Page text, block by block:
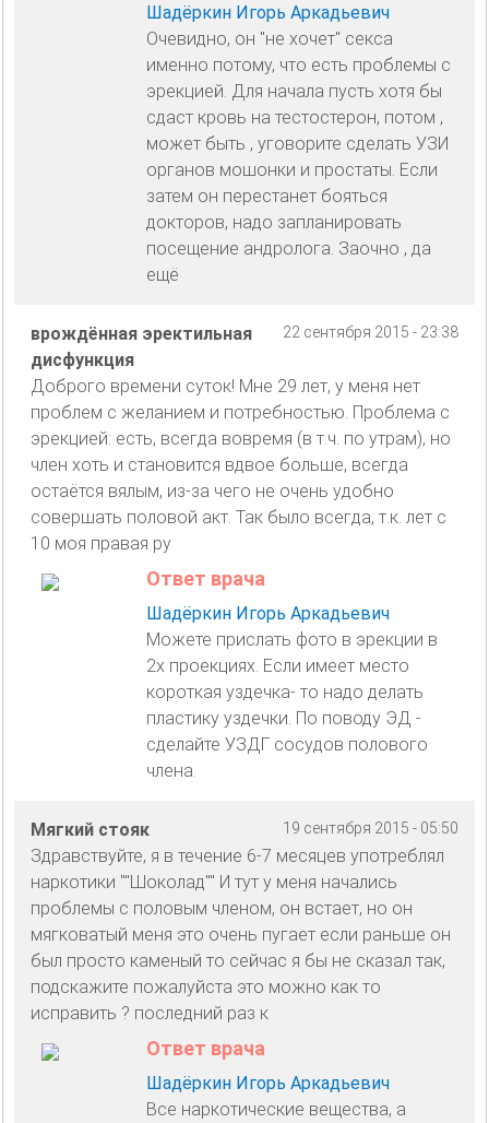
Шадёркин Игорь Аркадьевич
Очевидно, он "не хочет" секса
именно потому, что есть проблемы с
эрекцией. Для начала пусть хотя бы
сдаст кровь на тестостерон, потом ,
может быть , уговорите сделать УЗИ
органов мошонки и простаты. Если
затем он перестанет бояться
докторов, надо запланировать
посещение андролога. Заочно , да
ещё
22 сентября 2015 - 23:38
врождённая эректильная
дисфункция
Доброго времени суток! Мне 29 лет, у меня нет
проблем с желанием и потребностью. Проблема с
эрекцией: есть, всегда вовремя (в т.ч. по утрам), но
член хоть и становится вдвое больше, всегда
остаётся вялым, из-за чего не очень удобно
совершать половой акт. Так было всегда, т.к. лет с
10 моя правая ру
Ответ врача
Шадёркин Игорь Аркадьевич
Можете прислать фото в эрекции в
2х проекциях. Если имеет место
короткая уздечка- то надо делать
пластику уздечки. По поводу ЭД -
сделайте УЗДГ сосудов полового
члена.
19 сентября 2015 - 05:50
Мягкий стояк
Здравствуйте, я в течение 6-7 месяцев употреблял
наркотики ""Шоколад"" И тут у меня начались
проблемы с половым членом, он встает, но он
мягковатый меня это очень пугает если раньше он
был просто каменый то сейчас я бы не сказал так,
подскажите пожалуйста это можно как то
исправить ? последний раз к
Ответ врача
Шадёркин Игорь Аркадьевич
Все наркотические вещества, а